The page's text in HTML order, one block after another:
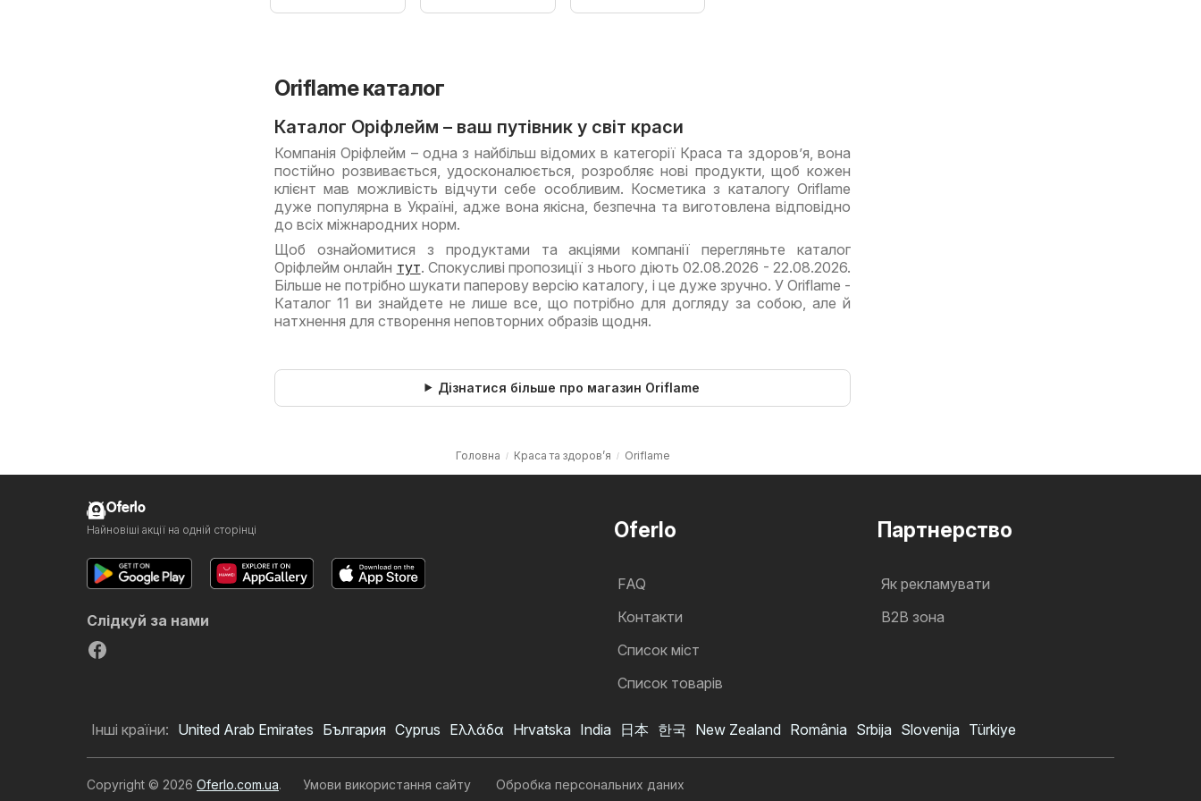
Oriflame каталог
Каталог Оріфлейм – ваш путівник у світ краси
Компанія Оріфлейм – одна з найбільш відомих в категорії Краса та здоров’я, вона
постійно розвивається, удосконалюється, розробляє нові продукти, щоб кожен
клієнт мав можливість відчути себе особливим. Косметика з каталогу Oriflame
дуже популярна в Україні, адже вона якісна, безпечна та виготовлена відповідно
до всіх міжнародних норм.
Щоб ознайомитися з продуктами та акціями компанії перегляньте каталог
Оріфлейм онлайн тут. Спокусливі пропозиції з нього діють 02.08.2026 - 22.08.2026.
Більше не потрібно шукати паперову версію каталогу, і це дуже зручно. У Oriflame -
Каталог 11 ви знайдете не лише все, що потрібно для догляду за собою, але й
натхнення для створення неповторних образів щодня.
Дізнатися більше про магазин Oriflame
Oriflame акції
Хочу підписатися на акції
Головна Краса та здоров’я Oriflame
Oferlo
FAQ
Контакти
Cписок міст
Список товарів
Партнерство
Як рекламувати
B2B зона
Oferlo
Найновіші акції на одній сторінці
Слідкуй за нами
Інші країни: United Arab Emirates България Cyprus Ελλάδα Hrvatska India 日本 한국 New Zealand România Srbija Slovenija Türkiye
Copyright © 2026 Oferlo.com.ua. Умови використання сайту Обробка персональних даних